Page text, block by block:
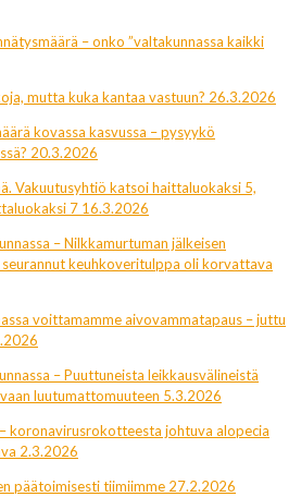
– onko ”valtakunnassa kaikki
mutta kuka kantaa vastuun? 26.3.2026
kovassa kasvussa – pysyykö
20.3.2026
Vakuutusyhtiö katsoi haittaluokaksi 5,
7 16.3.2026
– Nilkkamurtuman jälkeisen
keuhkoveritulppa oli korvattava
voittamamme aivovammatapaus – juttu
– Puuttuneista leikkausvälineistä
luutumattomuuteen 5.3.2026
koronavirusrokotteesta johtuva alopecia
2.3.2026
päätoimisesti tiimiimme 27.2.2026